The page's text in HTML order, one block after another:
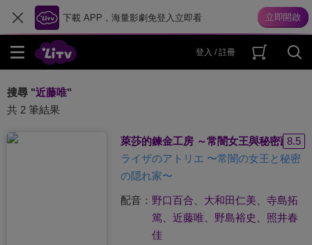
下載 APP，海量影劇免登入立即看
登入 / 註冊
搜尋 "近藤唯"
共 2 筆結果
萊莎的鍊金工房 ～常闇女王與秘密藏身
8.5
ライザのアトリエ 〜常闇の女王と秘密
の隠れ家〜
配音： 野口百合 大和田仁美
寺島拓
篤
近藤唯 野島裕史
照井春
佳